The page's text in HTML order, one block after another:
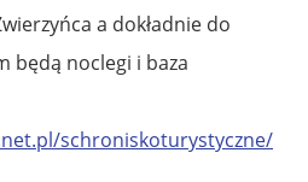
a dokładnie do
będą noclegi i baza
schroniskoturystyczne/